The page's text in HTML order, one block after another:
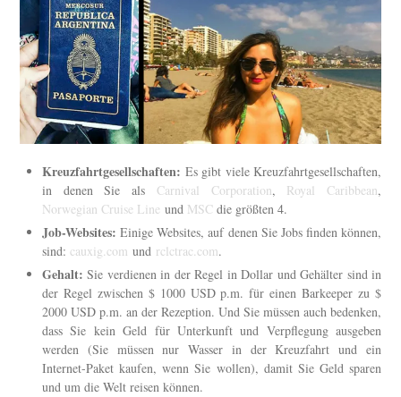
Kreuzfahrtgesellschaften: Es gibt viele Kreuzfahrtgesellschaften,
in denen Sie als Carnival Corporation, Royal Caribbean,
Norwegian Cruise Line und MSC die größten 4.
Job-Websites: Einige Websites, auf denen Sie Jobs finden können,
sind: cauxig.com und rclctrac.com.
Gehalt: Sie verdienen in der Regel in Dollar und Gehälter sind in
der Regel zwischen $ 1000 USD p.m. für einen Barkeeper zu $
2000 USD p.m. an der Rezeption. Und Sie müssen auch bedenken,
dass Sie kein Geld für Unterkunft und Verpflegung ausgeben
werden (Sie müssen nur Wasser in der Kreuzfahrt und ein
Internet-Paket kaufen, wenn Sie wollen), damit Sie Geld sparen
und um die Welt reisen können.